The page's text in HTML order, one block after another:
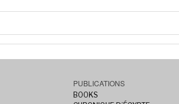
PUBLICATIONS
BOOKS